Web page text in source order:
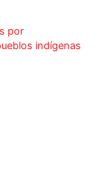
por
indígenas